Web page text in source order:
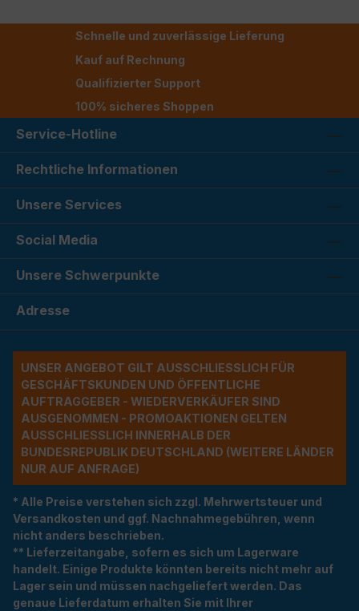
Schnelle und zuverlässige Lieferung
Kauf auf Rechnung
Qualifizierter Support
100% sicheres Shoppen
Service-Hotline
Rechtliche Informationen
Unsere Services
Social Media
Unsere Schwerpunkte
Adresse
UNSER ANGEBOT GILT AUSSCHLIESSLICH FÜR G
ESCHÄFTSKUNDEN UND ÖFFENTLICHE A
UFTRAGGEBER - WIEDERVERKÄUFER SIND A
USGENOMMEN - PROMOAKTIONEN GELTEN A
USSCHLIESSLICH INNERHALB DER BU
NDESREPUBLIK DEUTSCHLAND (WEITERE LÄNDER NU
R AUF ANFRAGE)
* Alle Preise verstehen sich zzgl. Mehrwertsteuer und
Versandkosten und ggf. Nachnahmegebühren, wenn
nicht anders beschrieben.
** Lieferzeitangabe, sofern es sich um Lagerware
handelt. Einige Produkte könnten bereits nicht mehr auf
Lager sein und müssen nachgeliefert werden. Das
genaue Lieferdatum erhalten Sie mit Ihrer